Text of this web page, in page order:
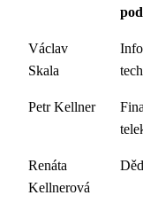
Václav
Skala
Petr Kellner
Renáta
Kellnerová